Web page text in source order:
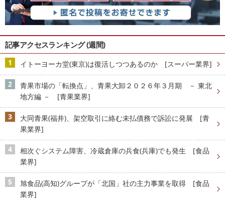
記事アクセスランキング (週間)
イトーヨーカ堂(東京)は復活しつつあるのか [スーパー業界]
青果市場の「転換点」、青果大卸２０２６年３月期 － 東北
地方編 － [青果業界]
大同青果(福井)、架空取引に絡む未払債務で訴訟に発展 [青
果業界]
相次ぐシステム障害、冷蔵倉庫の兵食(兵庫)でも発生 [食品
業界]
旭食品(高知)グループが「北国」社の主力事業を取得 [食品
業界]